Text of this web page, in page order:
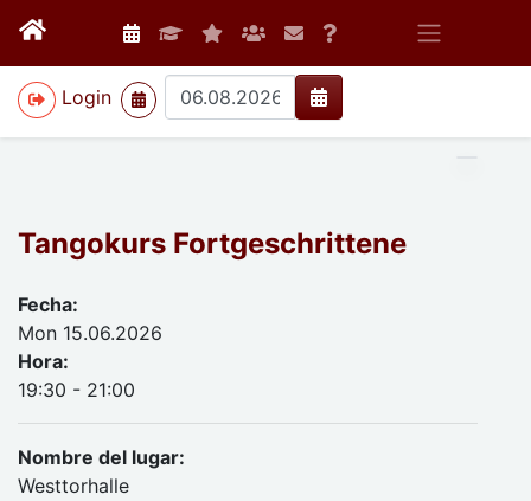
Login
>
Tangokurs Fortgeschrittene
Fecha:
Mon 15.06.2026
Hora:
19:30 - 21:00
Nombre del lugar:
Westtorhalle